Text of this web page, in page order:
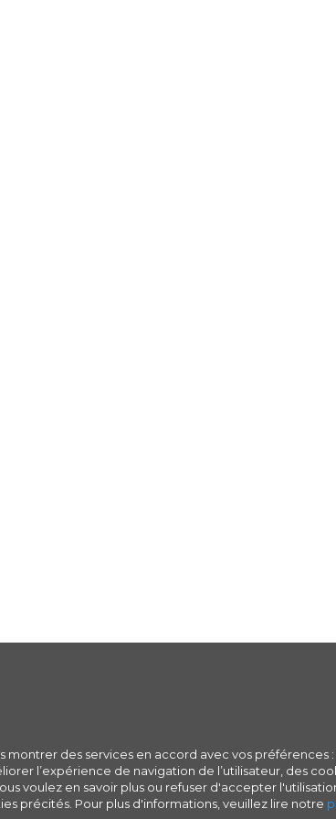
des services en accord avec vos
l’expérience de navigation de l’utilisateur, des
voulez en savoir plus ou refuser d'accepter
précités. Pour plus d'informations, veuillez lire notre